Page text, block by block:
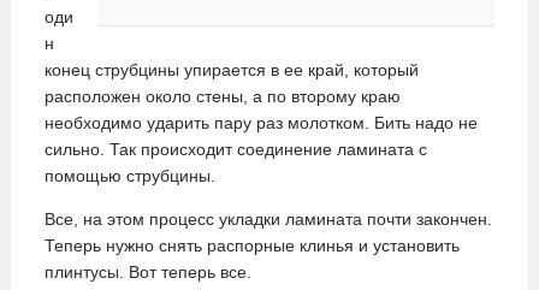
оди
н
конец струбцины упирается в ее край, который
расположен около стены, а по второму краю
необходимо ударить пару раз молотком. Бить надо не
сильно. Так происходит соединение ламината с
помощью струбцины.
Все, на этом процесс укладки ламината почти закончен.
Теперь нужно снять распорные клинья и установить
плинтусы. Вот теперь все.